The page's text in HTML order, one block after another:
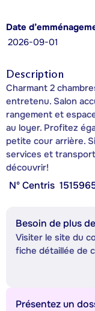
Date
2026-09-01
Description
Charmant 2
entretenu. Salon
rangement et
au loyer. Profitez
petite cour arrière.
services et
découvrir!
Nº Centris
Besoin de plus
Visiter le site du
fiche détaillée de
Présentez un